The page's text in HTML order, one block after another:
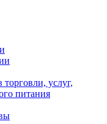
услуг,
питания